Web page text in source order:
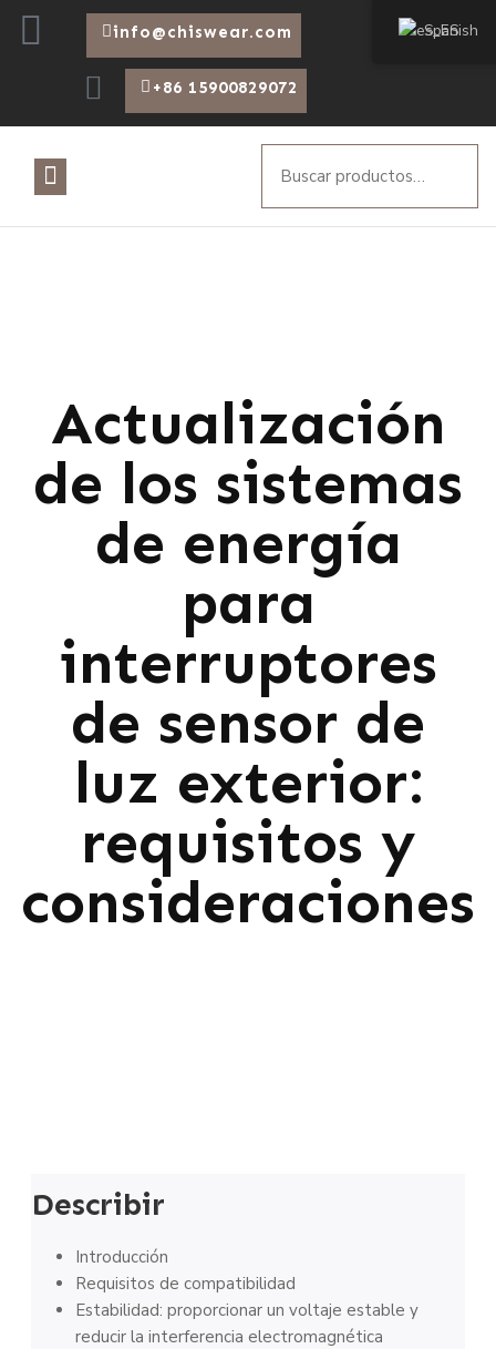
info@chiswear.com
+86 15900829072
Actualización
de los sistemas
de energía
para
interruptores
de sensor de
luz exterior:
requisitos y
consideraciones
Describir
Introducción
Requisitos de compatibilidad
Estabilidad: proporcionar un voltaje estable y
reducir la interferencia electromagnética
Spanish